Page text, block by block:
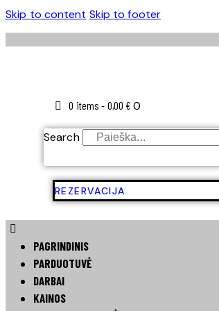
Skip to content Skip to footer
0 items - 0,00 € 0
Search
REZERVACIJA
PAGRINDINIS
PARDUOTUVĖ
DARBAI
KAINOS